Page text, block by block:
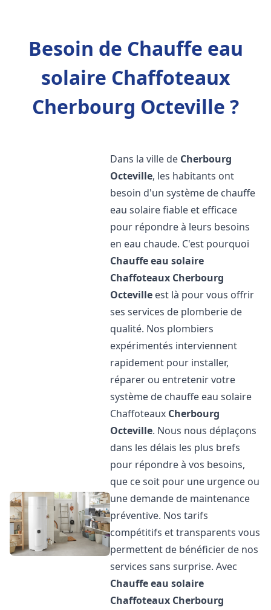
Besoin de Chauffe eau
solaire Chaffoteaux
Cherbourg Octeville ?
Dans la ville de Cherbourg
Octeville, les habitants ont
besoin d'un système de chauffe
eau solaire fiable et efficace
pour répondre à leurs besoins
en eau chaude. C'est pourquoi
Chauffe eau solaire
Chaffoteaux Cherbourg
Octeville est là pour vous offrir
ses services de plomberie de
qualité. Nos plombiers
expérimentés interviennent
rapidement pour installer,
réparer ou entretenir votre
système de chauffe eau solaire
Chaffoteaux Cherbourg
Octeville. Nous nous déplaçons
dans les délais les plus brefs
pour répondre à vos besoins,
que ce soit pour une urgence ou
une demande de maintenance
préventive. Nos tarifs
compétitifs et transparents vous
permettent de bénéficier de nos
services sans surprise. Avec
Chauffe eau solaire
Chaffoteaux Cherbourg